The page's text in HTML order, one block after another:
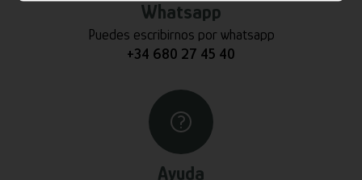
Whatsapp
Puedes escribirnos por whatsapp
+34 680 27 45 40
Ayuda